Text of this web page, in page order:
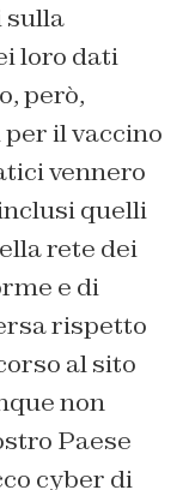
sulla
loro dati
però,
il vaccino
vennero
quelli
rete dei
e di
rispetto
al sito
non
Paese
cyber di